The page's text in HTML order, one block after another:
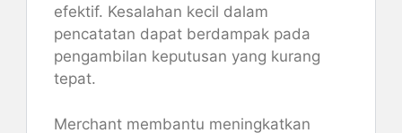
efektif. Kesalahan kecil dalam
pencatatan dapat berdampak pada
pengambilan keputusan yang kurang
tepat.
Merchant membantu meningkatkan